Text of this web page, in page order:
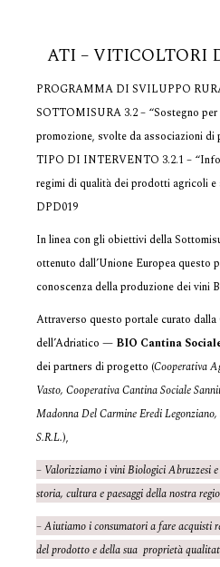
ATI – VITICOLTORI
PROGRAMMA DI SVILUPPO
SOTTOMISURA 3.2 – “Sostegno
promozione, svolte da associazioni di
TIPO DI INTERVENTO 3.2.1 –
regimi di qualità dei prodotti agricoli e
DPD019
In linea con gli obiettivi della
ottenuto dall’Unione Europea questo
conoscenza della produzione dei vini
Attraverso questo portale curato
dell’Adriatico — BIO Cantina
dei partners di progetto (Cooperativa
Vasto, Cooperativa Cantina Sociale
Madonna Del Carmine Eredi
S.R.L.),
– Valorizziamo i vini Biologici Abruzzesi
storia, cultura e paesaggi della nostra
– Aiutiamo i consumatori a fare acquisti
del prodotto e della sua proprietà